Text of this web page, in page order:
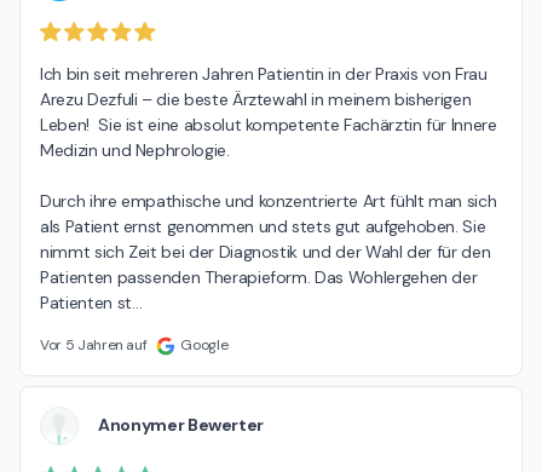
Ich bin seit mehreren Jahren Patientin in der Praxis von Frau
Arezu Dezfuli – die beste Ärztewahl in meinem bisherigen
Leben!  Sie ist eine absolut kompetente Fachärztin für Innere
Medizin und Nephrologie.
Durch ihre empathische und konzentrierte Art fühlt man sich
als Patient ernst genommen und stets gut aufgehoben. Sie
nimmt sich Zeit bei der Diagnostik und der Wahl der für den
Patienten passenden Therapieform. Das Wohlergehen der
Patienten st…
Vor 5 Jahren auf Google
Anonymer Bewerter